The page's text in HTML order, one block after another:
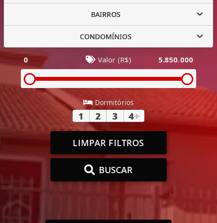
BAIRROS
CONDOMÍNIOS
0 Valor (R$) 5.850.000
Dormitórios
1 2 3 4+
LIMPAR FILTROS
BUSCAR